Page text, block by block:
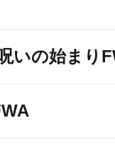
いの始まり